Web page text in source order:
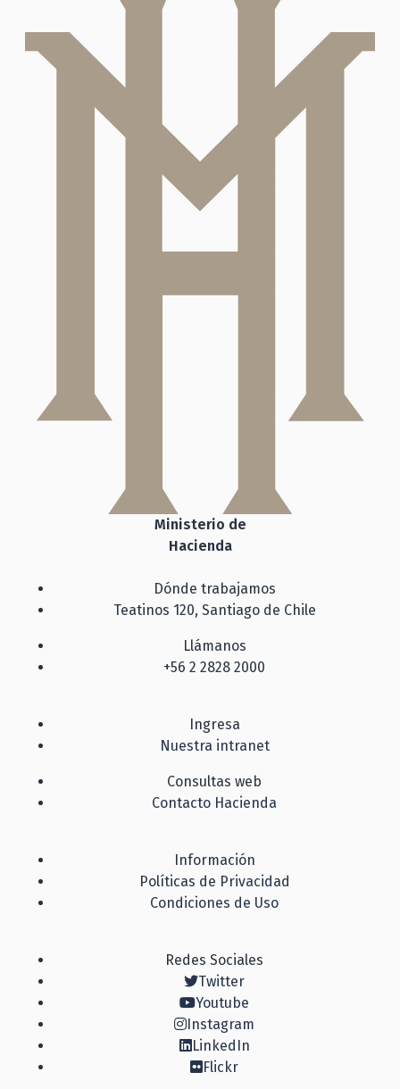
Ministerio de
Hacienda
Dónde trabajamos
Teatinos 120, Santiago de Chile
Llámanos
+56 2 2828 2000
Ingresa
Nuestra intranet
Consultas web
Contacto Hacienda
Información
Políticas de Privacidad
Condiciones de Uso
Redes Sociales
Twitter
Youtube
Instagram
LinkedIn
Flickr